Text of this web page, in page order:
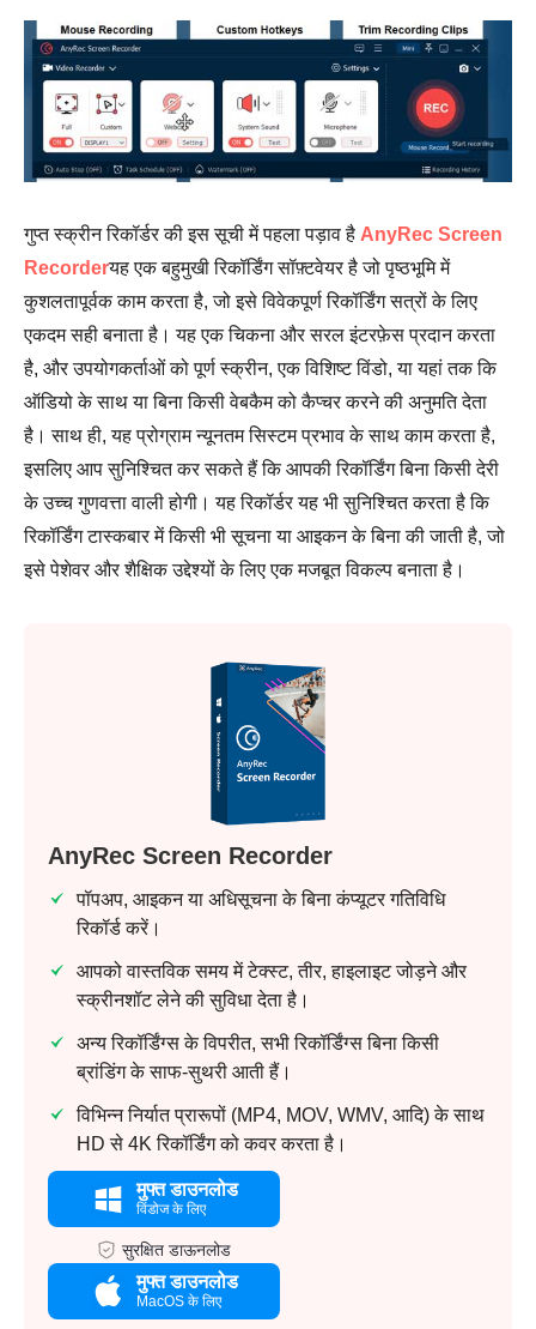
गुप्त स्क्रीन रिकॉर्डर की इस सूची में पहला पड़ाव है AnyRec Screen
Recorderयह एक बहुमुखी रिकॉर्डिंग सॉफ़्टवेयर है जो पृष्ठभूमि में
कुशलतापूर्वक काम करता है, जो इसे विवेकपूर्ण रिकॉर्डिंग सत्रों के लिए
एकदम सही बनाता है। यह एक चिकना और सरल इंटरफ़ेस प्रदान करता
है, और उपयोगकर्ताओं को पूर्ण स्क्रीन, एक विशिष्ट विंडो, या यहां तक कि
ऑडियो के साथ या बिना किसी वेबकैम को कैप्चर करने की अनुमति देता
है। साथ ही, यह प्रोग्राम न्यूनतम सिस्टम प्रभाव के साथ काम करता है,
इसलिए आप सुनिश्चित कर सकते हैं कि आपकी रिकॉर्डिंग बिना किसी देरी
के उच्च गुणवत्ता वाली होगी। यह रिकॉर्डर यह भी सुनिश्चित करता है कि
रिकॉर्डिंग टास्कबार में किसी भी सूचना या आइकन के बिना की जाती है, जो
इसे पेशेवर और शैक्षिक उद्देश्यों के लिए एक मजबूत विकल्प बनाता है।
AnyRec Screen Recorder
पॉपअप, आइकन या अधिसूचना के बिना कंप्यूटर गतिविधि
रिकॉर्ड करें।
आपको वास्तविक समय में टेक्स्ट, तीर, हाइलाइट जोड़ने और
स्क्रीनशॉट लेने की सुविधा देता है।
अन्य रिकॉर्डिंग्स के विपरीत, सभी रिकॉर्डिंग्स बिना किसी
ब्रांडिंग के साफ-सुथरी आती हैं।
विभिन्न निर्यात प्रारूपों (MP4, MOV, WMV, आदि) के साथ
HD से 4K रिकॉर्डिंग को कवर करता है।
मुफ्त डाउनलोड
विंडोज के लिए
सुरक्षित डाऊनलोड
मुफ्त डाउनलोड
MacOS के लिए